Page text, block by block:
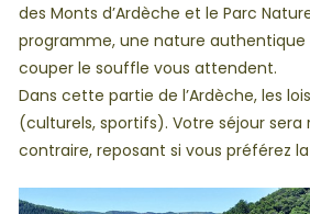
des Monts d’Ardèche et le Parc
programme, une nature authentique
couper le souffle vous attendent.
Dans cette partie de l’Ardèche, les
(culturels, sportifs). Votre séjour sera
contraire, reposant si vous préférez